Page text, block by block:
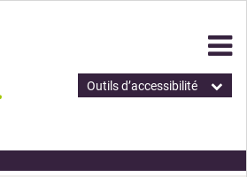
Outils d’accessibilité